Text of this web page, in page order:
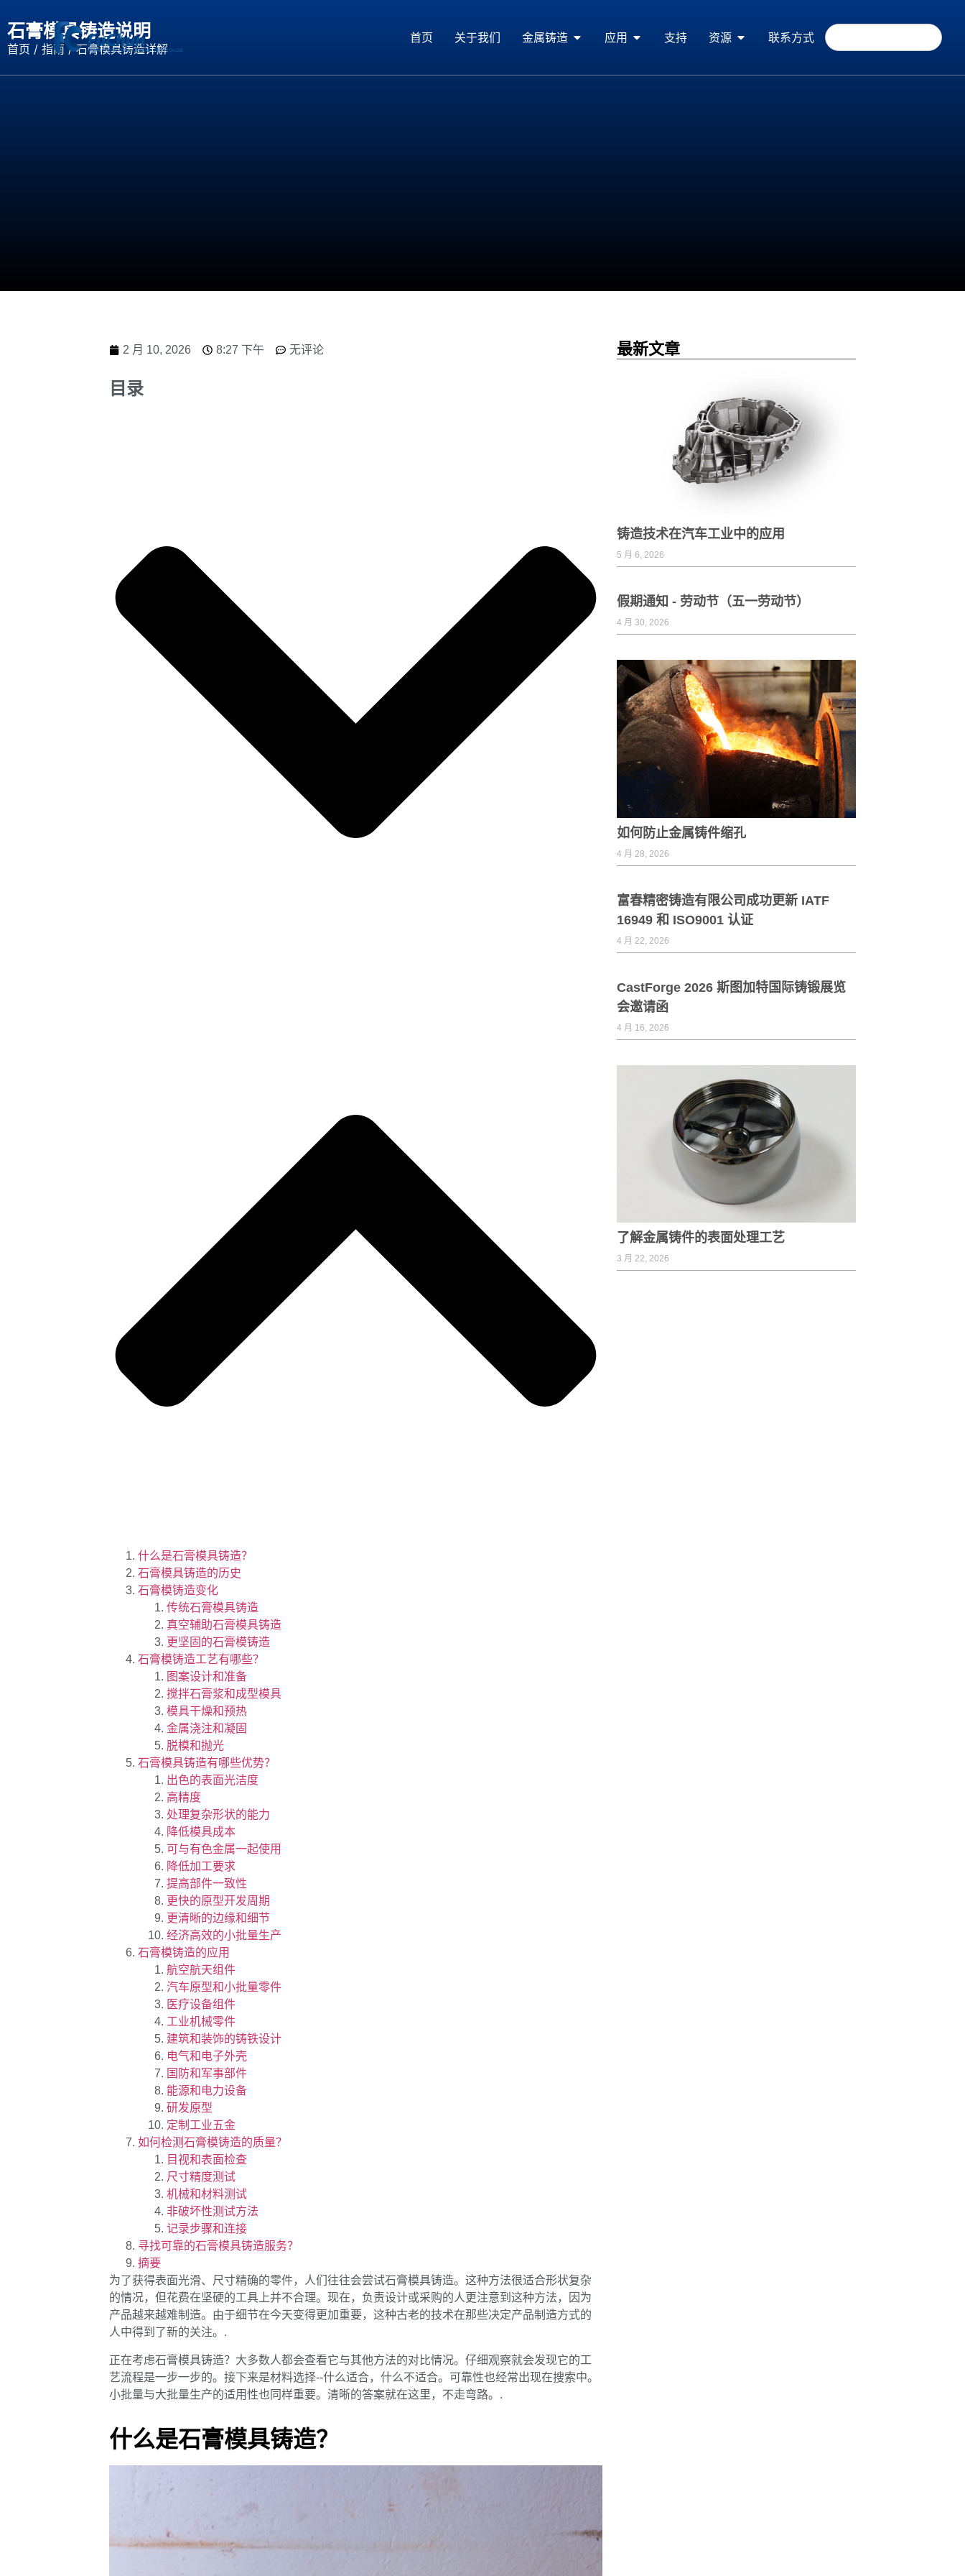
首页 关于我们 金属铸造 应用 支持 资源 联系方式
石膏模具铸造说明
首页 / 指南/ 石膏模具铸造详解
2 月 10, 2026 8:27 下午 无评论
目录
什么是石膏模具铸造？
石膏模具铸造的历史
石膏模铸造变化
传统石膏模具铸造
真空辅助石膏模具铸造
更坚固的石膏模铸造
石膏模铸造工艺有哪些？
图案设计和准备
搅拌石膏浆和成型模具
模具干燥和预热
金属浇注和凝固
脱模和抛光
石膏模具铸造有哪些优势？
出色的表面光洁度
高精度
处理复杂形状的能力
降低模具成本
可与有色金属一起使用
降低加工要求
提高部件一致性
更快的原型开发周期
更清晰的边缘和细节
经济高效的小批量生产
石膏模铸造的应用
航空航天组件
汽车原型和小批量零件
医疗设备组件
工业机械零件
建筑和装饰的铸铁设计
电气和电子外壳
国防和军事部件
能源和电力设备
研发原型
定制工业五金
如何检测石膏模铸造的质量？
目视和表面检查
尺寸精度测试
机械和材料测试
非破坏性测试方法
记录步骤和连接
寻找可靠的石膏模具铸造服务？
摘要
为了获得表面光滑、尺寸精确的零件，人们往往会尝试石膏模具铸造。这种方法很适合形状复杂
的情况，但花费在坚硬的工具上并不合理。现在，负责设计或采购的人更注意到这种方法，因为
产品越来越难制造。由于细节在今天变得更加重要，这种古老的技术在那些决定产品制造方式的
人中得到了新的关注。.
正在考虑石膏模具铸造？大多数人都会查看它与其他方法的对比情况。仔细观察就会发现它的工
艺流程是一步一步的。接下来是材料选择--什么适合，什么不适合。可靠性也经常出现在搜索中。
小批量与大批量生产的适用性也同样重要。清晰的答案就在这里，不走弯路。.
什么是石膏模具铸造？
最新文章
铸造技术在汽车工业中的应用
5 月 6, 2026
假期通知 - 劳动节（五一劳动节）
4 月 30, 2026
如何防止金属铸件缩孔
4 月 28, 2026
富春精密铸造有限公司成功更新 IATF
16949 和 ISO9001 认证
4 月 22, 2026
CastForge 2026 斯图加特国际铸锻展览
会邀请函
4 月 16, 2026
了解金属铸件的表面处理工艺
3 月 22, 2026